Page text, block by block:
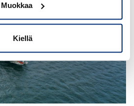
Muokkaa
Kiellä